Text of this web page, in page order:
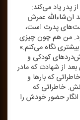
پدر یاد می‌كند:
ان‌شاءالله عمرش
پدرت است،
من هم چون چیزی
نگاه می‌كنم.»
كودكی و
از شهادت كه مادر
كه بارها و
خاطراتی كه
حضور خودش را